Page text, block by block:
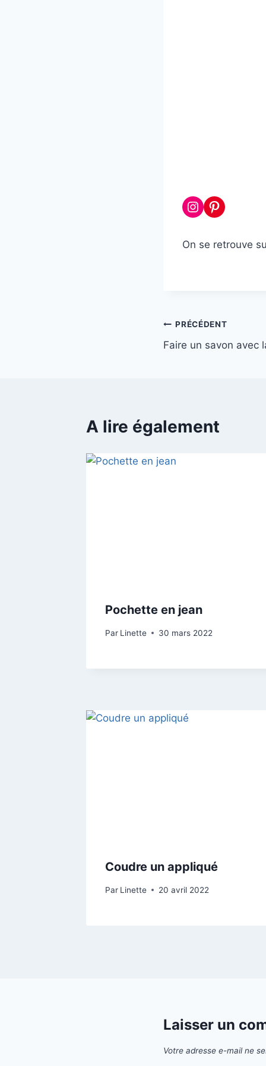
Instagram Pinterest
On se retrouve
Navigation
de
PRÉCÉDENT
Faire un savon avec
A lire également
Pochette en jean
Par Linette 30 mars 2022
Coudre un appliqué
Par Linette 20 avril 2022
Laisser un
Votre adresse e-mail ne